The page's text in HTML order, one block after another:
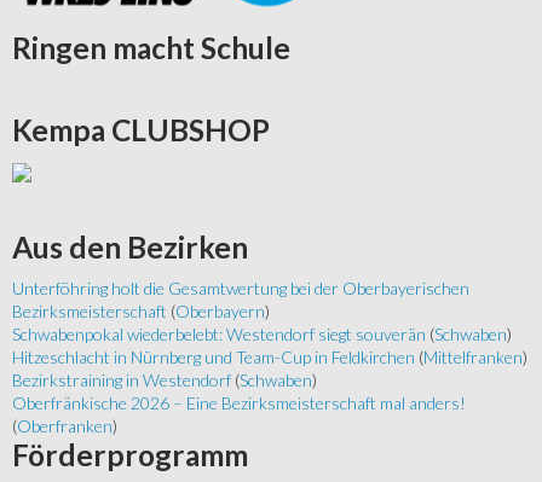
Ringen macht Schule
Kempa CLUBSHOP
Aus den Bezirken
Unterföhring holt die Gesamtwertung bei der Oberbayerischen
Bezirksmeisterschaft (Oberbayern)
Schwabenpokal wiederbelebt: Westendorf siegt souverän (Schwaben)
Hitzeschlacht in Nürnberg und Team-Cup in Feldkirchen (Mittelfranken)
Bezirkstraining in Westendorf (Schwaben)
Oberfränkische 2026 – Eine Bezirksmeisterschaft mal anders!
(Oberfranken)
Förderprogramm